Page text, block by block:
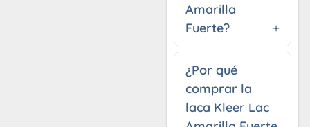
Amarilla
Fuerte?
¿Por qué
comprar la
laca Kleer Lac